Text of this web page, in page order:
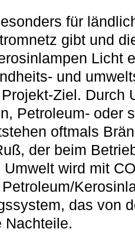
für
gibt und
Licht
und
Ziel. Durch
Petroleum- oder
oftmals
der beim
wird mit
das von
Nachteile.